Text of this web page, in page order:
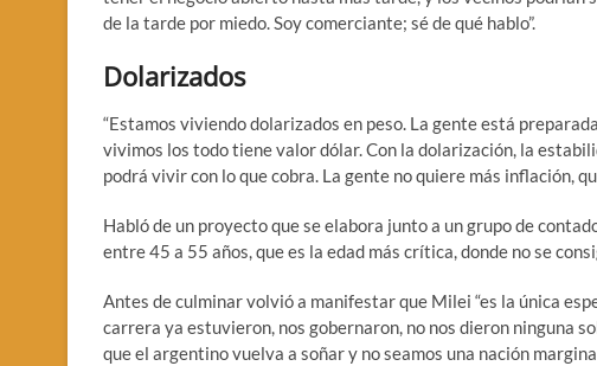
de la tarde por miedo. Soy comerciante; sé de qué hablo”.
Dolarizados
“Estamos viviendo dolarizados en peso. La gente está
vivimos los todo tiene valor dólar. Con la dolarización, la
podrá vivir con lo que cobra. La gente no quiere más inflación,
Habló de un proyecto que se elabora junto a un grupo de
entre 45 a 55 años, que es la edad más crítica, donde no se
Antes de culminar volvió a manifestar que Milei “es la única
carrera ya estuvieron, nos gobernaron, no nos dieron ninguna
que el argentino vuelva a soñar y no seamos una nación